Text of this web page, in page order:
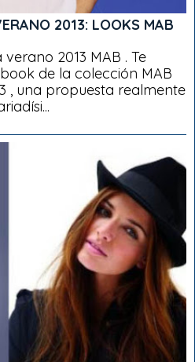
2013: LOOKS MAB
2013 MAB . Te
de la colección MAB
, una propuesta realmente